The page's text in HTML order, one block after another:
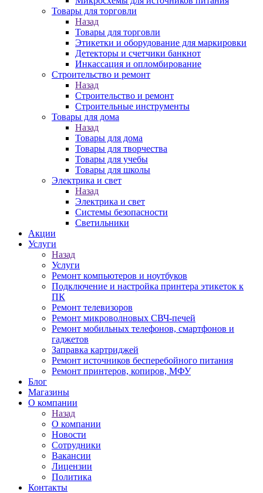
Товары для торговли
Назад
Товары для торговли
Этикетки и оборудование для маркировки
Детекторы и счетчики банкнот
Инкассация и опломбирование
Строительство и ремонт
Назад
Строительство и ремонт
Строительные инструменты
Товары для дома
Назад
Товары для дома
Товары для творчества
Товары для учебы
Товары для школы
Электрика и свет
Назад
Электрика и свет
Системы безопасности
Светильники
Акции
Услуги
Назад
Услуги
Ремонт компьютеров и ноутбуков
Подключение и настройка принтера этикеток к
ПК
Ремонт телевизоров
Ремонт микроволновых СВЧ-печей
Ремонт мобильных телефонов, смартфонов и
гаджетов
Заправка картриджей
Ремонт источников бесперебойного питания
Ремонт принтеров, копиров, МФУ
Блог
Магазины
О компании
Назад
О компании
Новости
Сотрудники
Вакансии
Лицензии
Политика
Контакты